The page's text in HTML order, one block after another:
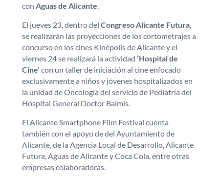
con Aguas de Alicante.
El jueves 23, dentro del Congreso Alicante Futura,
se realizarán las proyecciones de los cortometrajes a
concurso en los cines Kinépolis de Alicante y el
viernes 24 se realizará la actividad ‘Hospital de
Cine’ con un taller de iniciación al cine enfocado
exclusivamente a niños y jóvenes hospitalizados en
la unidad de Oncología del servicio de Pediatría del
Hospital General Doctor Balmis.
El Alicante Smartphone Film Festival cuenta
también con el apoyo de del Ayuntamiento de
Alicante, de la Agencia Local de Desarrollo, Alicante
Futura, Aguas de Alicante y Coca Cola, entre otras
empresas colaboradoras.